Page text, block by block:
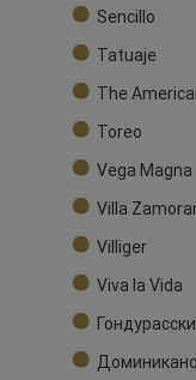
Sencillo
Tatuaje
The
Toreo
Vega Magna
Villa
Villiger
Viva la Vida